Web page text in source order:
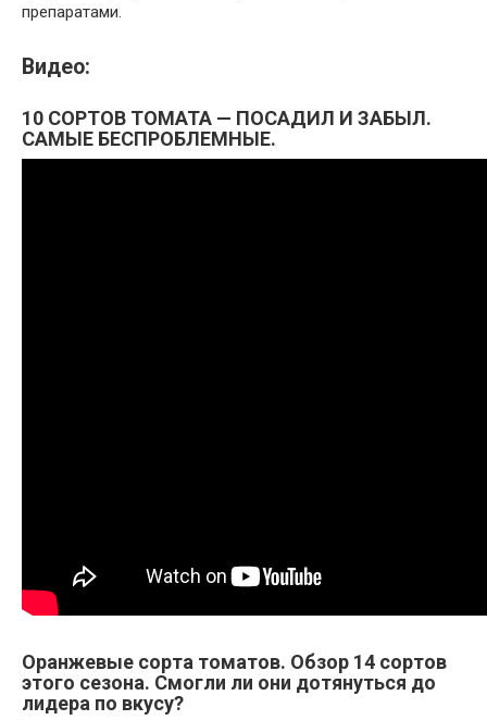
препаратами.
Видео:
10 СОРТОВ ТОМАТА — ПОСАДИЛ И ЗАБЫЛ.
САМЫЕ БЕСПРОБЛЕМНЫЕ.
Оранжевые сорта томатов. Обзор 14 сортов
этого сезона. Смогли ли они дотянуться до
лидера по вкусу?